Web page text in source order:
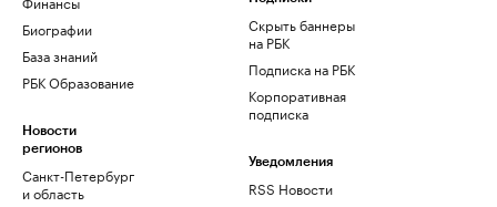
Биографии
База знаний
РБК Образование
Новости
регионов
Санкт-Петербург
и область
Скрыть баннеры
на РБК
Подписка на РБК
Корпоративная
подписка
Уведомления
RSS Новости